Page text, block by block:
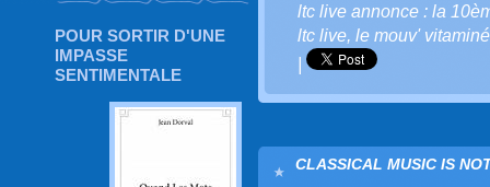
POUR SORTIR D'UNE
IMPASSE
SENTIMENTALE
ltc live annonce : la
ltc live, le mouv'
CLASSICAL MUSIC IS